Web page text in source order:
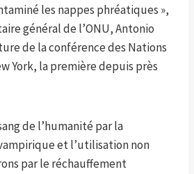
les nappes phréatiques »,
général de l’ONU, Antonio
de la conférence des Nations
York, la première depuis près
de l’humanité par la
et l’utilisation non
par le réchauffement